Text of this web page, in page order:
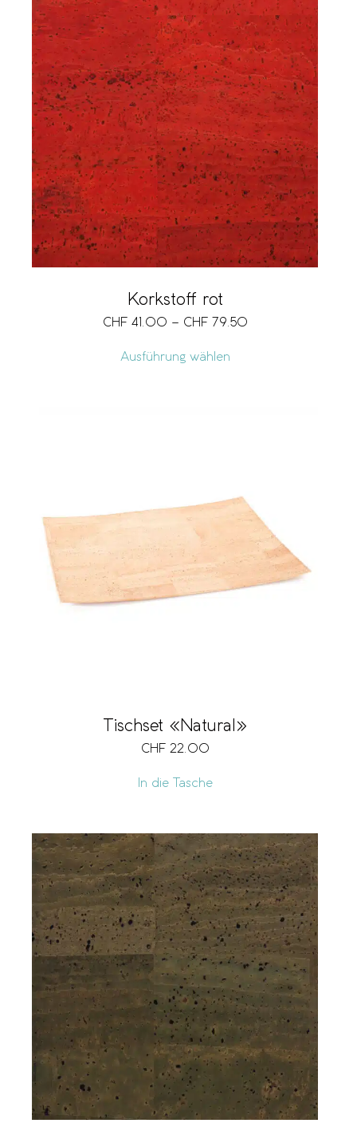
Korkstoff rot
CHF 41.00 – CHF 79.50
Ausführung wählen
Tischset «Natural»
CHF 22.00
In die Tasche